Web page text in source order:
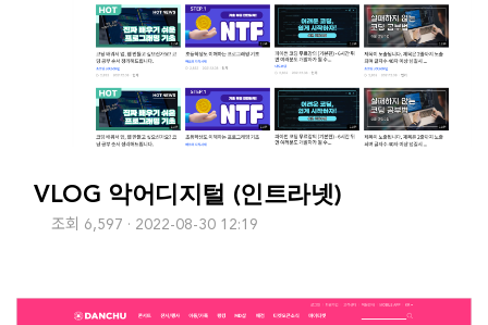
VLOG 악어디지털 (인트라넷)
조회 6,597 2022-08-30 12:19